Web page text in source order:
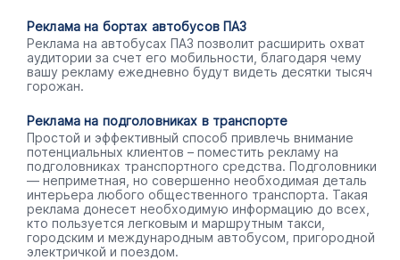
Реклама на бортах автобусов ПАЗ
Реклама на автобусах ПАЗ позволит расширить охват
аудитории за счет его мобильности, благодаря чему
вашу рекламу ежедневно будут видеть десятки тысяч
горожан.
Реклама на подголовниках в транспорте
Простой и эффективный способ привлечь внимание
потенциальных клиентов – поместить рекламу на
подголовниках транспортного средства. Подголовники
— неприметная, но совершенно необходимая деталь
интерьера любого общественного транспорта. Такая
реклама донесет необходимую информацию до всех,
кто пользуется легковым и маршрутным такси,
городским и международным автобусом, пригородной
электричкой и поездом.